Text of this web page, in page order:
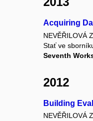
Acquiring
NEVĚŘILOVÁ
Stať ve
Seventh
2012
Building
NEVĚŘILOVÁ